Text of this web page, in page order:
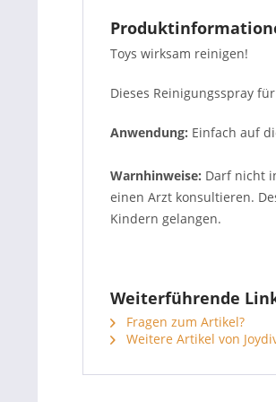
Toys wirksam reinigen!
Dieses Reinigungsspray
Anwendung: Einfach auf
Warnhinweise: Darf nicht
einen Arzt konsultieren.
Kindern gelangen.
Weiterführende
Fragen zum Artikel?
Weitere Artikel von